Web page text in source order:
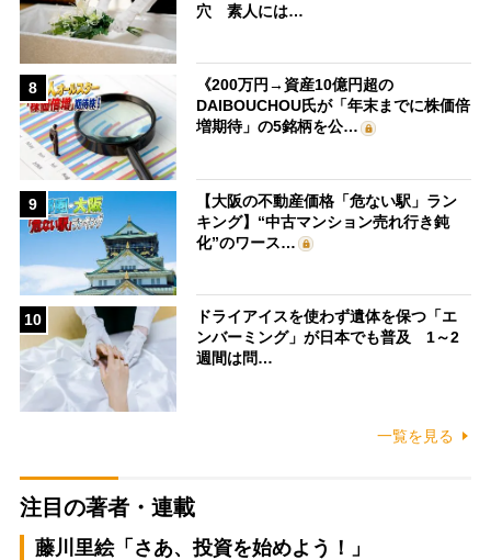
穴 素人には…
8
《200万円→資産10億円超の
DAIBOUCHOU氏が「年末までに株価倍
増期待」の5銘柄を公…
9
【大阪の不動産価格「危ない駅」ラン
キング】“中古マンション売れ行き鈍
化”のワース…
10
ドライアイスを使わず遺体を保つ「エ
ンバーミング」が日本でも普及 1～2
週間は問…
一覧を見る
注目の著者・連載
藤川里絵「さあ、投資を始めよう！」